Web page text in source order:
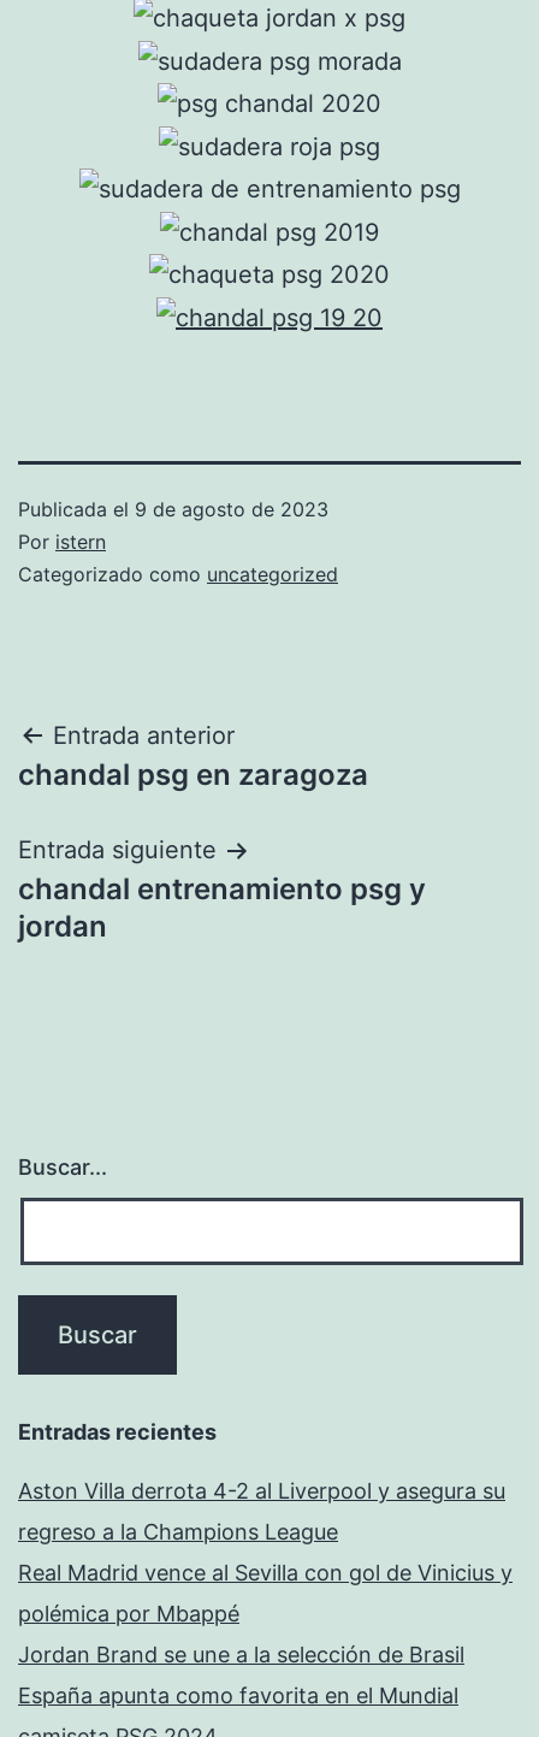
Publicada el 9 de agosto de 2023
Por istern
Categorizado como uncategorized
Navegación
de
entradas
Entrada anterior
chandal psg en zaragoza
Entrada siguiente
chandal entrenamiento psg y
jordan
Buscar...
Entradas recientes
Aston Villa derrota 4-2 al Liverpool y asegura su
regreso a la Champions League
Real Madrid vence al Sevilla con gol de Vinicius y
polémica por Mbappé
Jordan Brand se une a la selección de Brasil
España apunta como favorita en el Mundial